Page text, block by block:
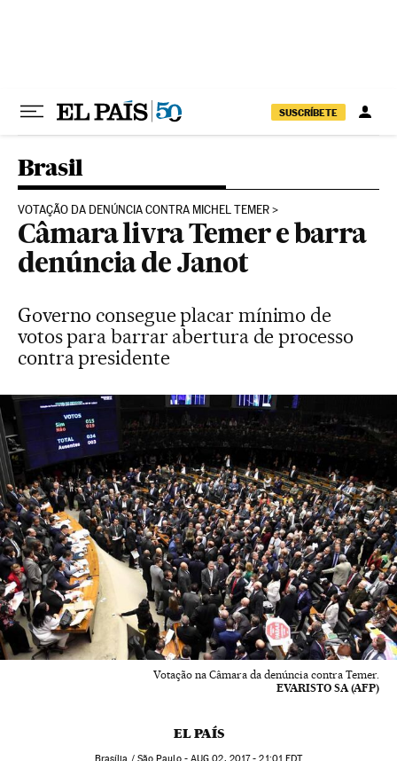
SUSCRÍBETE
Brasil
VOTAÇÃO DA DENÚNCIA CONTRA MICHEL TEMER
Câmara livra Temer e barra
denúncia de Janot
Governo consegue placar mínimo de
votos para barrar abertura de processo
contra presidente
Votação na Câmara da denúncia contra Temer.
EVARISTO SA (AFP)
EL PAÍS
Brasília / São Paulo - AUG 02, 2017 - 21:01EDT